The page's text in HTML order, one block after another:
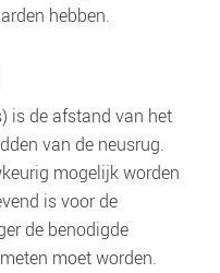
hebben.
is de afstand van het
van de neusrug.
mogelijk worden
is voor de
de benodigde
moet worden.